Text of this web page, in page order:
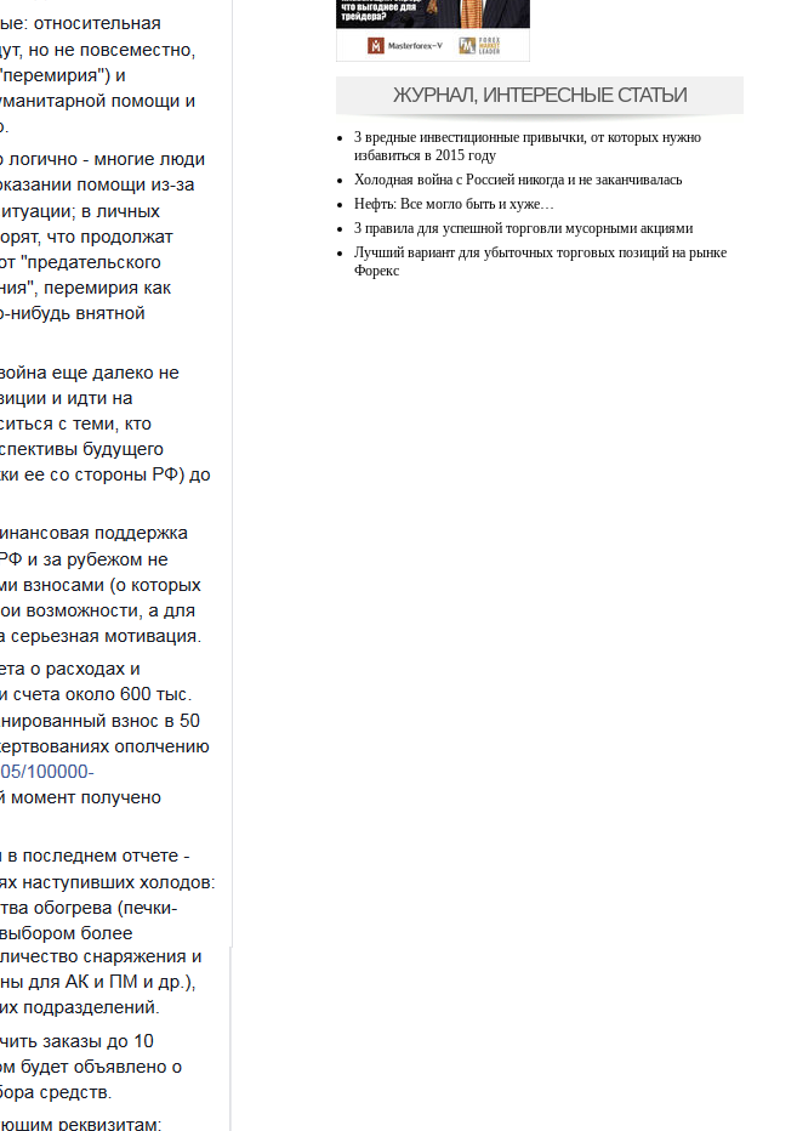
ЖУРНАЛ, ИНТЕРЕСНЫЕ СТАТЬИ
3 вредные инвестиционные привычки, от которых нужно
избавиться в 2015 году
Холодная война с Россией никогда и не заканчивалась
Нефть: Все могло быть и хуже…
3 правила для успешной торговли мусорными акциями
Лучший вариант для убыточных торговых позиций на рынке
Форекс